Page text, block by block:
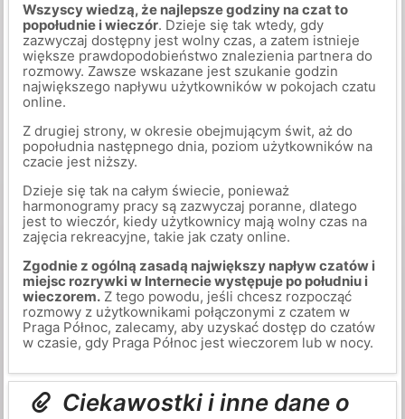
Wszyscy wiedzą, że najlepsze godziny na czat to
popołudnie i wieczór. Dzieje się tak wtedy, gdy
zazwyczaj dostępny jest wolny czas, a zatem istnieje
większe prawdopodobieństwo znalezienia partnera do
rozmowy. Zawsze wskazane jest szukanie godzin
największego napływu użytkowników w pokojach czatu
online.
Z drugiej strony, w okresie obejmującym świt, aż do
popołudnia następnego dnia, poziom użytkowników na
czacie jest niższy.
Dzieje się tak na całym świecie, ponieważ
harmonogramy pracy są zazwyczaj poranne, dlatego
jest to wieczór, kiedy użytkownicy mają wolny czas na
zajęcia rekreacyjne, takie jak czaty online.
Zgodnie z ogólną zasadą największy napływ czatów i
miejsc rozrywki w Internecie występuje po południu i
wieczorem.Z tego powodu, jeśli chcesz rozpocząć
rozmowy z użytkownikami połączonymi z czatem w
Praga Północ, zalecamy, aby uzyskać dostęp do czatów
w czasie, gdy Praga Północ jest wieczorem lub w nocy.
Ciekawostki i inne dane o